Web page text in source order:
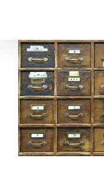
inhoud